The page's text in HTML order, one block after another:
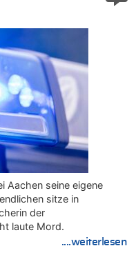
Aachen seine eigene
sitze in
der
laute Mord.
....weiterlesen